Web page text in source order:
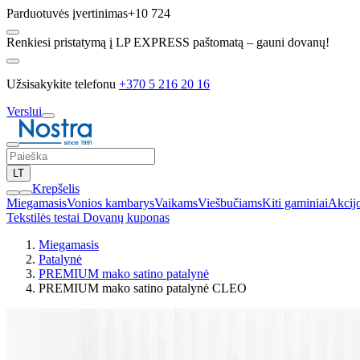
Parduotuvės įvertinimas+10 724
Renkiesi pristatymą į LP EXPRESS paštomatą – gauni dovanų!
Užsisakykite telefonu +370 5 216 20 16
Verslui
LT
Krepšelis
MiegamasisVonios kambarysVaikamsViešbučiamsKiti gaminiai
Tekstilės testai Dovanų kuponas
Miegamasis
Patalynė
PREMIUM mako satino patalynė
PREMIUM mako satino patalynė CLEO